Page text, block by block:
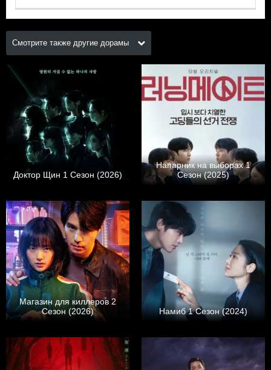
Смотрите также другие дорамы
Доктор Щин 1 Сезон (2026)
Напарник на выборах 1
Сезон (2025)
Магазин для киллеров 2
Сезон (2026)
Намиб 1 Сезон (2024)